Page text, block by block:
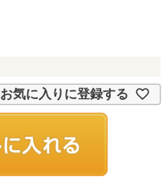
お気に入りに登録する